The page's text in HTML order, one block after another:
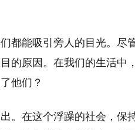
都能吸引旁人的目光。尽
的原因。在我们的生活中
他们？
。在这个浮躁的社会，保